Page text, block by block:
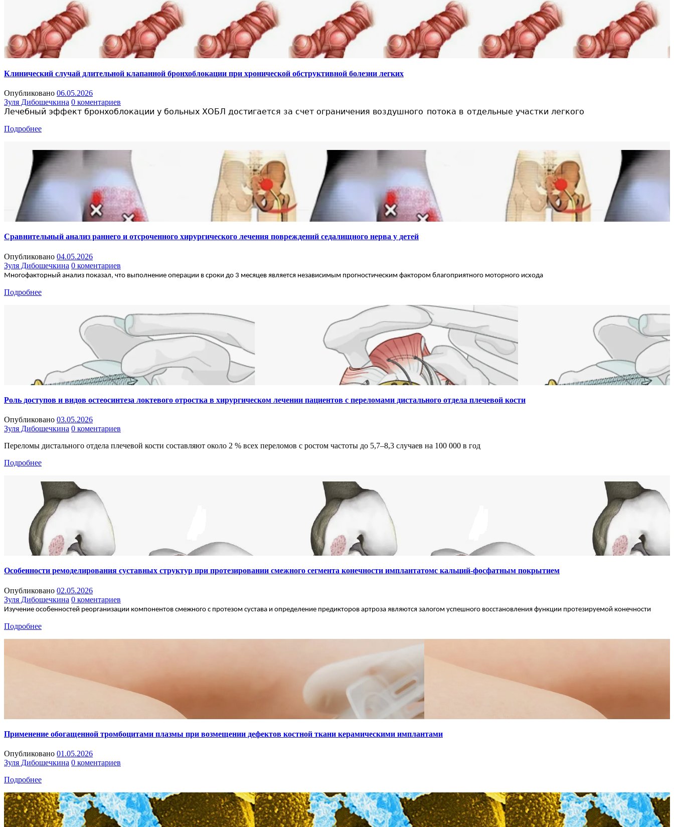
Клинический случай длительной клапанной бронхоблокации при хронической обструктивной болезни легких
Опубликовано 06.05.2026
Зуля Дибошечкина 0 коментариев
Лечебный эффект бронхоблокации у больных ХОБЛ достигается за счет ограничения воздушного потока в отдельные участки легкого
Подробнее
Сравнительный анализ раннего и отсроченного хирургического лечения повреждений седалищного нерва у детей
Опубликовано 04.05.2026
Зуля Дибошечкина 0 коментариев
Многофакторный анализ показал, что выполнение операции в сроки до 3 месяцев является независимым прогностическим фактором благоприятного моторного исхода
Подробнее
Роль доступов и видов остеосинтеза локтевого отростка в хирургическом лечении пациентов с переломами дистального отдела плечевой кости
Опубликовано 03.05.2026
Зуля Дибошечкина 0 коментариев
Переломы дистального отдела плечевой кости составляют около 2 % всех переломов с ростом частоты до 5,7–8,3 случаев на 100 000 в год
Подробнее
Особенности ремоделирования суставных структур при протезировании смежного сегмента конечности имплантатомс кальций-фосфатным покрытием
Опубликовано 02.05.2026
Зуля Дибошечкина 0 коментариев
Изучение особенностей реорганизации компонентов смежного с протезом сустава и определение предикторов артроза являются залогом успешного восстановления функции протезируемой конечности
Подробнее
Применение обогащенной тромбоцитами плазмы при возмещении дефектов костной ткани керамическими имплантами
Опубликовано 01.05.2026
Зуля Дибошечкина 0 коментариев
Подробнее